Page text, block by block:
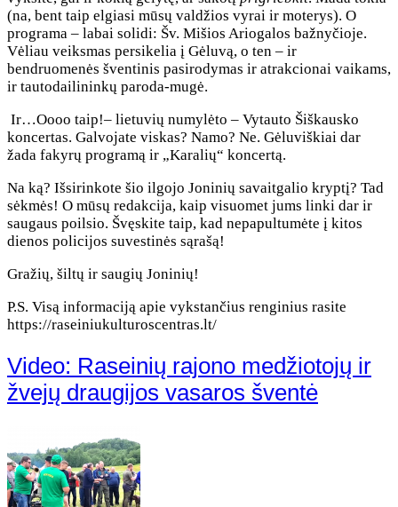
(na, bent taip elgiasi mūsų valdžios vyrai ir moterys). O
programa – labai solidi: Šv. Mišios Ariogalos bažnyčioje.
Vėliau veiksmas persikelia į Gėluvą, o ten – ir
bendruomenės šventinis pasirodymas ir atrakcionai vaikams,
ir tautodailininkų paroda-mugė.
Ir…Oooo taip!– lietuvių numylėto – Vytauto Šiškausko
koncertas. Galvojate viskas? Namo? Ne. Gėluviškiai dar
žada fakyrų programą ir „Karalių“ koncertą.
Na ką? Išsirinkote šio ilgojo Joninių savaitgalio kryptį? Tad
sėkmės! O mūsų redakcija, kaip visuomet jums linki dar ir
saugaus poilsio. Švęskite taip, kad nepapultumėte į kitos
dienos policijos suvestinės sąrašą!
Gražių, šiltų ir saugių Joninių!
P.S. Visą informaciją apie vykstančius renginius rasite
https://raseiniukulturoscentras.lt/
Video: Raseinių rajono medžiotojų ir
žvejų draugijos vasaros šventė